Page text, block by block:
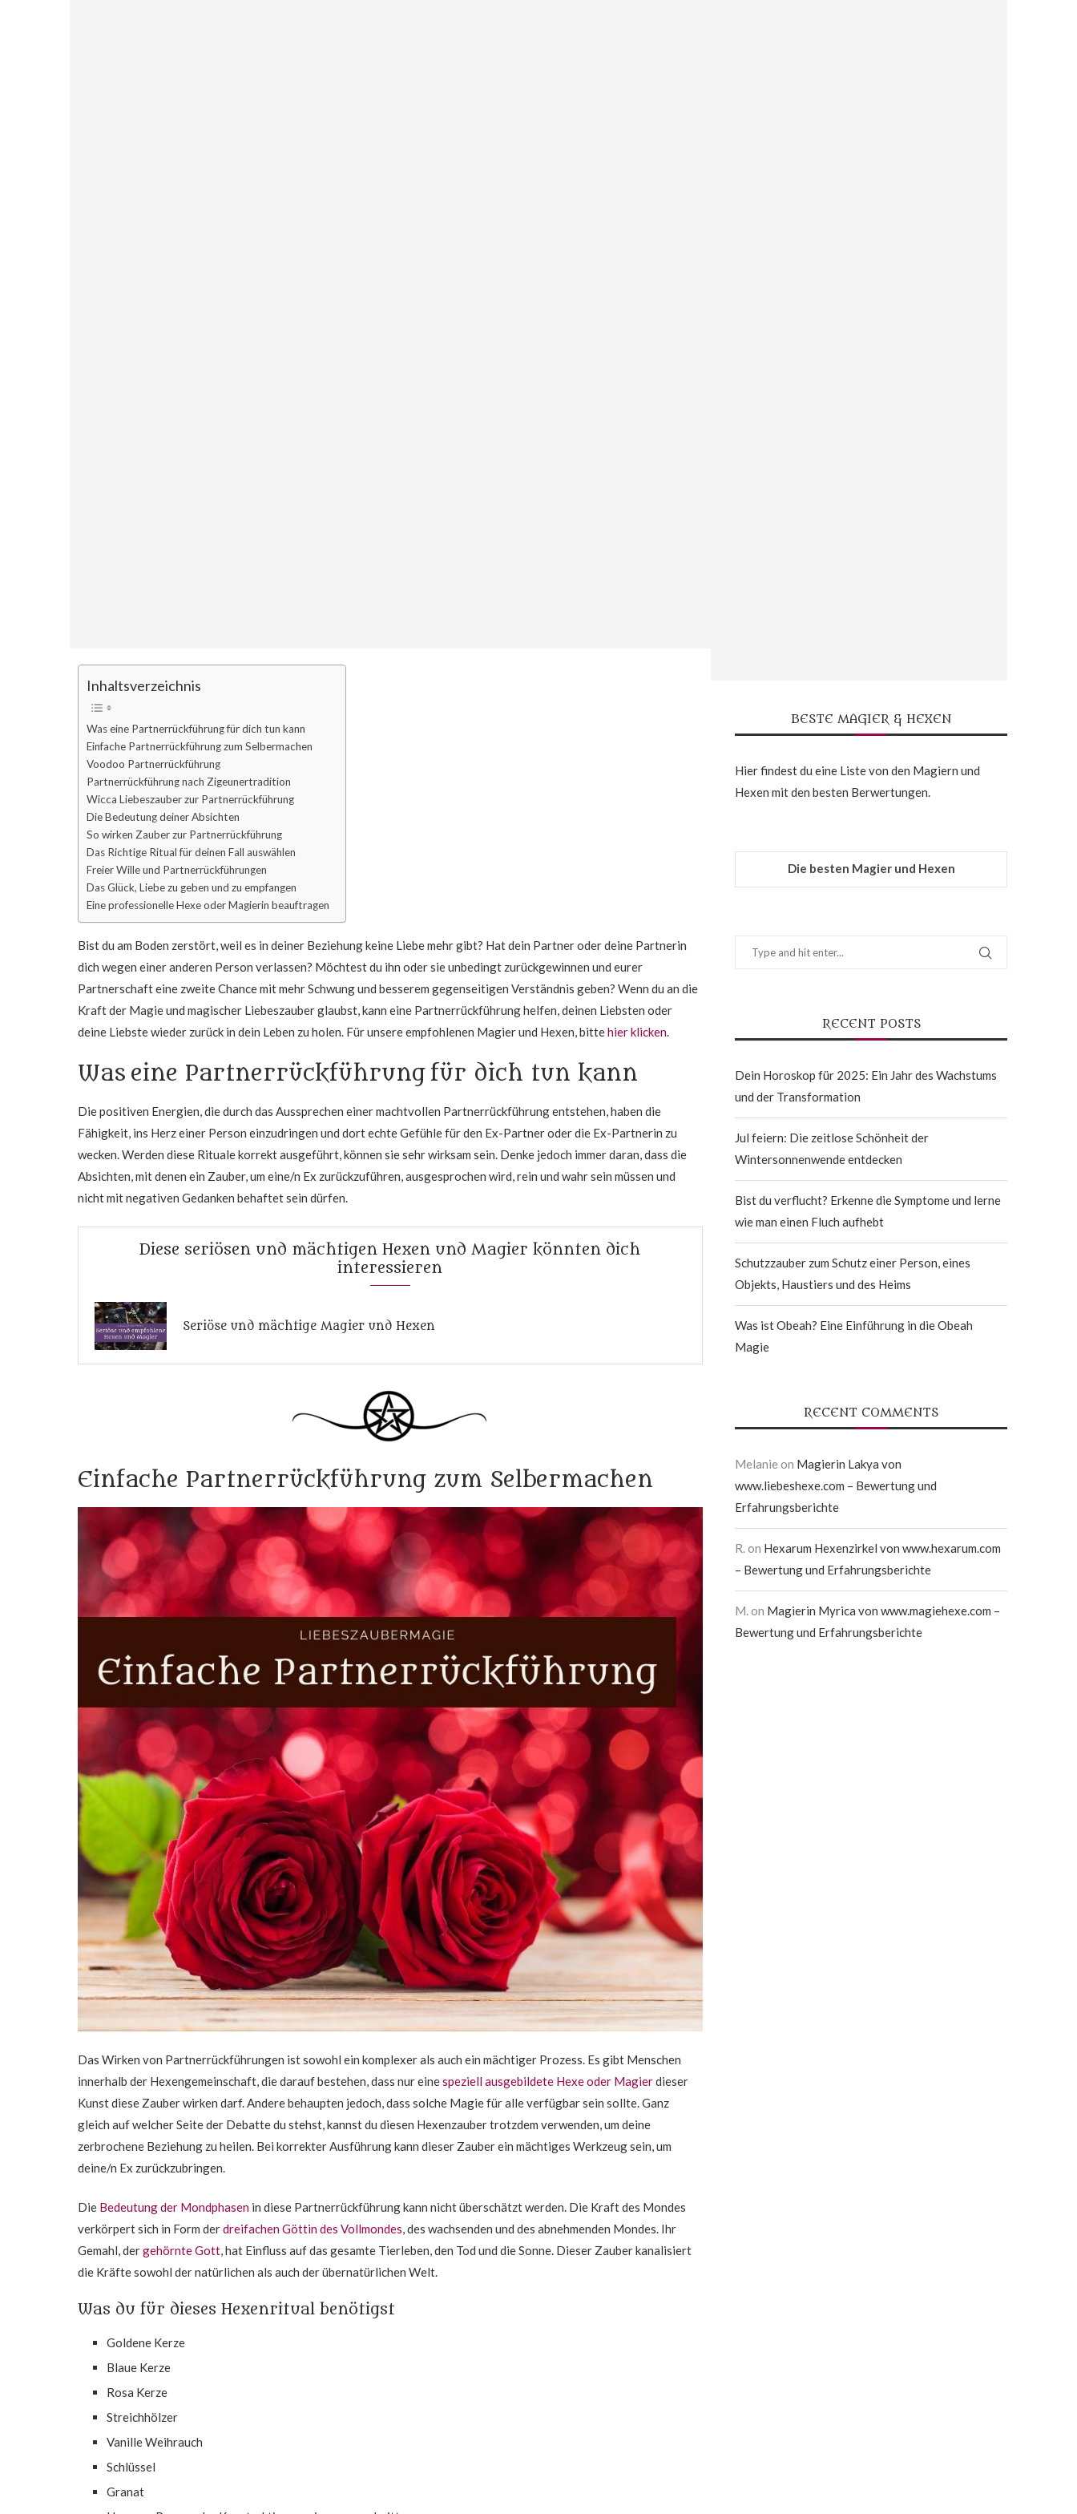
Inhaltsverzeichnis
Was eine Partnerrückführung für dich tun kann
Einfache Partnerrückführung zum Selbermachen
Voodoo Partnerrückführung
Partnerrückführung nach Zigeunertradition
Wicca Liebeszauber zur Partnerrückführung
Die Bedeutung deiner Absichten
So wirken Zauber zur Partnerrückführung
Das Richtige Ritual für deinen Fall auswählen
Freier Wille und Partnerrückführungen
Das Glück, Liebe zu geben und zu empfangen
Eine professionelle Hexe oder Magierin beauftragen
Bist du am Boden zerstört, weil es in deiner Beziehung keine Liebe mehr gibt? Hat dein Partner oder deine Partnerin
dich wegen einer anderen Person verlassen? Möchtest du ihn oder sie unbedingt zurückgewinnen und eurer
Partnerschaft eine zweite Chance mit mehr Schwung und besserem gegenseitigen Verständnis geben? Wenn du an die
Kraft der Magie und magischer Liebeszauber glaubst, kann eine Partnerrückführung helfen, deinen Liebsten oder
deine Liebste wieder zurück in dein Leben zu holen. Für unsere empfohlenen Magier und Hexen, bittehier klicken.
Was eine Partnerrückführung für dich tun kann
Die positiven Energien, die durch das Aussprechen einer machtvollen Partnerrückführung entstehen, haben die
Fähigkeit, ins Herz einer Person einzudringen und dort echte Gefühle für den Ex-Partner oder die Ex-Partnerin zu
wecken. Werden diese Rituale korrekt ausgeführt, können sie sehr wirksam sein. Denke jedoch immer daran, dass die
Absichten, mit denen ein Zauber, um eine/n Ex zurückzuführen, ausgesprochen wird, rein und wahr sein müssen und
nicht mit negativen Gedanken behaftet sein dürfen.
Diese seriösen und mächtigen Hexen und Magier könnten dich
interessieren
Seriöse und mächtige Magier und Hexen
Einfache Partnerrückführung zum Selbermachen
Das Wirken von Partnerrückführungen ist sowohl ein komplexer als auch ein mächtiger Prozess. Es gibt Menschen
innerhalb der Hexengemeinschaft, die darauf bestehen, dass nur einespeziell ausgebildete Hexe oder Magierdieser
Kunst diese Zauber wirken darf. Andere behaupten jedoch, dass solche Magie für alle verfügbar sein sollte. Ganz
gleich auf welcher Seite der Debatte du stehst, kannst du diesen Hexenzauber trotzdem verwenden, um deine
zerbrochene Beziehung zu heilen. Bei korrekter Ausführung kann dieser Zauber ein mächtiges Werkzeug sein, um
deine/n Ex zurückzubringen.
Die Bedeutung der Mondphasen in diese Partnerrückführung kann nicht überschätzt werden. Die Kraft des Mondes
verkörpert sich in Form derdreifachen Göttin des Vollmondes, des wachsenden und des abnehmenden Mondes. Ihr
Gemahl, dergehörnte Gott, hat Einfluss auf das gesamte Tierleben, den Tod und die Sonne. Dieser Zauber kanalisiert
die Kräfte sowohl der natürlichen als auch der übernatürlichen Welt.
Was du für dieses Hexenritual benötigst
Goldene Kerze
Blaue Kerze
Rosa Kerze
Streichhölzer
Vanille Weihrauch
Schlüssel
Granat
BESTE MAGIER & HEXEN
Hier findest du eine Liste von den Magiern und
Hexen mit den besten Berwertungen.
Die besten Magier und Hexen
RECENT POSTS
Dein Horoskop für 2025: Ein Jahr des Wachstums
und der Transformation
Jul feiern: Die zeitlose Schönheit der
Wintersonnenwende entdecken
Bist du verflucht? Erkenne die Symptome und lerne
wie man einen Fluch aufhebt
Schutzzauber zum Schutz einer Person, eines
Objekts, Haustiers und des Heims
Was ist Obeah? Eine Einführung in die Obeah
Magie
RECENT COMMENTS
Melanie on Magierin Lakya von
www.liebeshexe.com – Bewertung und
Erfahrungsberichte
R.on Hexarum Hexenzirkel von www.hexarum.com
– Bewertung und Erfahrungsberichte
M.on Magierin Myrica von www.magiehexe.com –
Bewertung und Erfahrungsberichte